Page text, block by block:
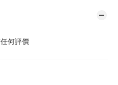
何評價